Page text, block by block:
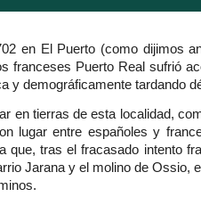
en El Puerto (como dijimos
franceses Puerto Real sufrió
y demográficamente tardando
en tierras de esta localidad,
lugar entre españoles y
que, tras el fracasado intento
Jarana y el molino de